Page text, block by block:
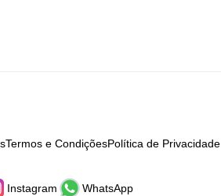
Termos e CondiçõesPolítica de Privacidade
Instagram WhatsApp